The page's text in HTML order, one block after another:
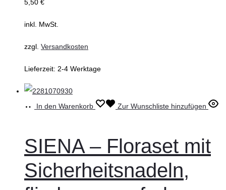
5,50 €
inkl. MwSt.
zzgl. Versandkosten
Lieferzeit: 2-4 Werktage
In den Warenkorb Zur Wunschliste hinzufügen
SIENA – Floraset mit
Sicherheitsnadeln,